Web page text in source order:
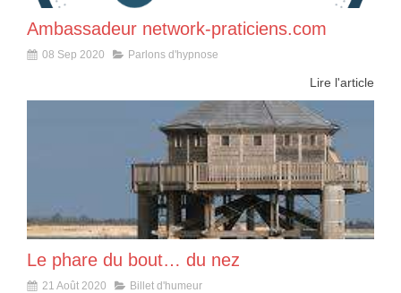
Ambassadeur network-praticiens.com
08 Sep 2020 Parlons d'hypnose
Lire l'article
Le phare du bout… du nez
21 Août 2020 Billet d'humeur